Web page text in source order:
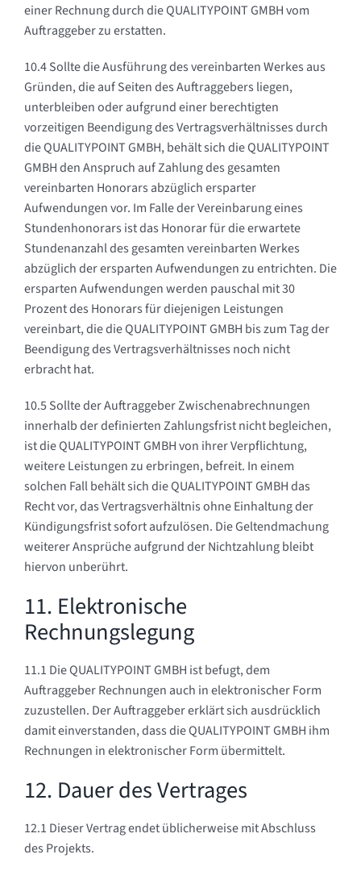
einer Rechnung durch die QUALITYPOINT GMBH vom
Auftraggeber zu erstatten.
10.4 Sollte die Ausführung des vereinbarten Werkes aus
Gründen, die auf Seiten des Auftraggebers liegen,
unterbleiben oder aufgrund einer berechtigten
vorzeitigen Beendigung des Vertragsverhältnisses durch
die QUALITYPOINT GMBH, behält sich die QUALITYPOINT
GMBH den Anspruch auf Zahlung des gesamten
vereinbarten Honorars abzüglich ersparter
Aufwendungen vor. Im Falle der Vereinbarung eines
Stundenhonorars ist das Honorar für die erwartete
Stundenanzahl des gesamten vereinbarten Werkes
abzüglich der ersparten Aufwendungen zu entrichten. Die
ersparten Aufwendungen werden pauschal mit 30
Prozent des Honorars für diejenigen Leistungen
vereinbart, die die QUALITYPOINT GMBH bis zum Tag der
Beendigung des Vertragsverhältnisses noch nicht
erbracht hat.
10.5 Sollte der Auftraggeber Zwischenabrechnungen
innerhalb der definierten Zahlungsfrist nicht begleichen,
ist die QUALITYPOINT GMBH von ihrer Verpflichtung,
weitere Leistungen zu erbringen, befreit. In einem
solchen Fall behält sich die QUALITYPOINT GMBH das
Recht vor, das Vertragsverhältnis ohne Einhaltung der
Kündigungsfrist sofort aufzulösen. Die Geltendmachung
weiterer Ansprüche aufgrund der Nichtzahlung bleibt
hiervon unberührt.
11. Elektronische
Rechnungslegung
11.1 Die QUALITYPOINT GMBH ist befugt, dem
Auftraggeber Rechnungen auch in elektronischer Form
zuzustellen. Der Auftraggeber erklärt sich ausdrücklich
damit einverstanden, dass die QUALITYPOINT GMBH ihm
Rechnungen in elektronischer Form übermittelt.
12. Dauer des Vertrages
12.1 Dieser Vertrag endet üblicherweise mit Abschluss
des Projekts.